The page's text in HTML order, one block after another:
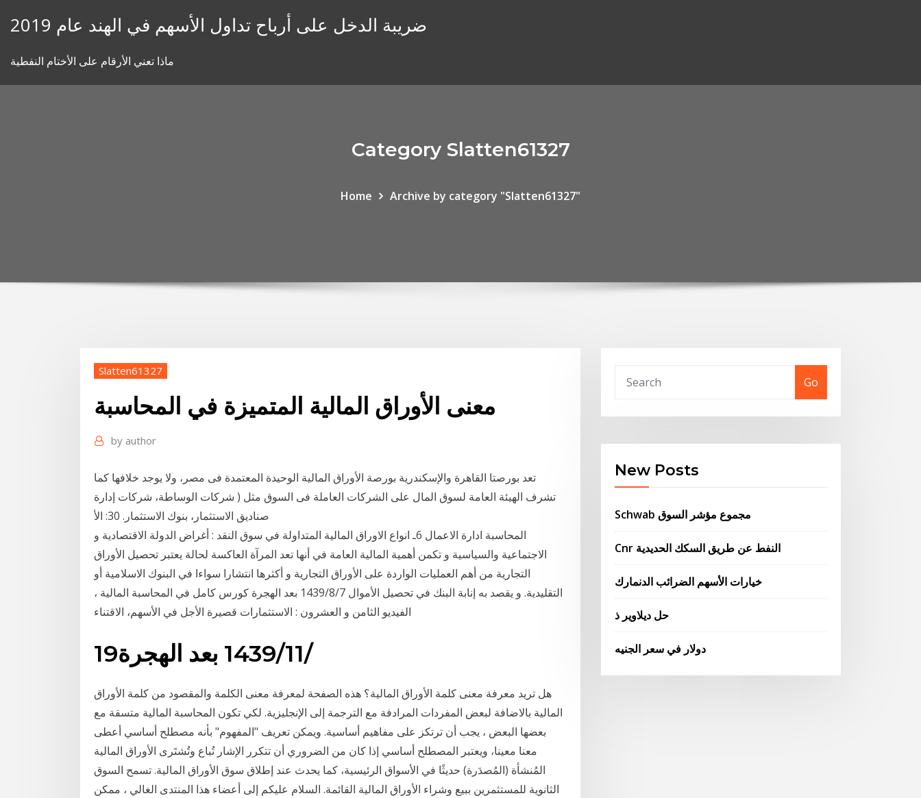
ضريبة الدخل على أرباح تداول الأسهم في الهند عام 2019
ماذا تعني الأرقام على الأختام النفطية
Category Slatten61327
Home Archive by category "Slatten61327"
Slatten61327
معنى الأوراق المالية المتميزة في المحاسبة
by author
تعد بورصتا القاهرة والإسكندرية بورصة الأوراق المالية الوحيدة المعتمدة فى مصر، ولا يوجد خلافها كما
تشرف الهيئة العامة لسوق المال على الشركات العاملة فى السوق مثل ( شركات الوساطة، شركات إدارة
صناديق الاستثمار، بنوك الاستثمار. 30: الأ
المحاسبة ادارة الاعمال 6ـ انواع الاوراق المالية المتداولة في سوق النقد : أغراض الدولة الاقتصادية و
الاجتماعية والسياسية و تكمن أهمية المالية العامة في أنها تعد المرآة العاكسة لحالة يعتبر تحصيل الأوراق
التجارية من أهم العمليات الواردة على الأوراق التجارية و أكثرها انتشارا سواءا في البنوك الاسلامية أو
التقليدية. و يقصد به إنابة البنك في تحصيل الأموال 7‏‏/8‏‏/1439 بعد الهجرة كورس كامل في المحاسبة المالية ،
الفيديو الثامن و العشرون : الاستثمارات قصيرة الأجل في الأسهم، الاقتناء
19‏‏/11‏‏/1439 بعد الهجرة
هل تريد معرفة معنى كلمة الأوراق المالية؟ هذه الصفحة لمعرفة معنى الكلمة والمقصود من كلمة الأوراق
المالية بالاضافة لبعض المفردات المرادفة مع الترجمة إلى الإنجليزية. لكي تكون المحاسبة المالية متسقة مع
بعضها البعض ، يجب أن ترتكز على مفاهيم أساسية. ويمكن تعريف "المفهوم" بأنه مصطلح أساسي أعطى
معنا معينا، ويعتبر المصطلح أساسي إذا كان من الضروري أن تتكرر الإشار تُباع وتُشتَرى الأوراق المالية
المُنشأة (المُصدَرة) حديثًا في الأسواق الرئيسية، كما يحدث عند إطلاق سوق الأوراق المالية. تسمح السوق
الثانوية للمستثمرين ببيع وشراء الأوراق المالية القائمة. السلام عليكم إلى أعضاء هذا المنتدى الغالي ، ممكن
Go
New Posts
Schwab مجموع مؤشر السوق
Cnr النفط عن طريق السكك الحديدية
خيارات الأسهم الضرائب الدنمارك
حل ديلاوير ذ
دولار في سعر الجنيه